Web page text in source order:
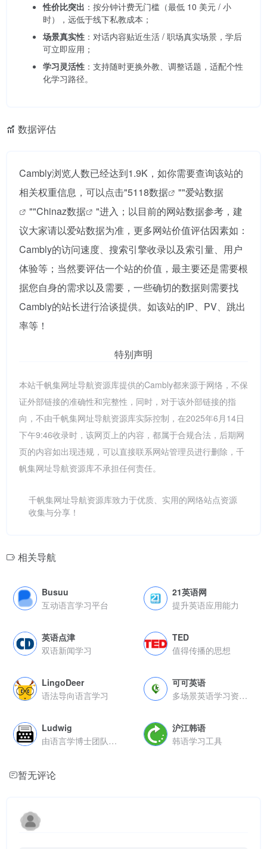
性价比突出 ：按分钟计费无门槛（最低 10 美元 / 小
时），远低于线下私教成本；
场景真实性 ：对话内容贴近生活 / 职场真实场景，学后
可立即应用；
学习灵活性 ：支持随时更换外教、调整话题，适配个性
化学习路径。
数据评估
Cambly浏览人数已经达到1.9K，如你需要查询该站的
相关权重信息，可以点击"5118数据 ""爱站数据
""Chinaz数据
"进入；以目前的网站数据参考，建
议大家请以爱站数据为准，更多网站价值评估因素如：
Cambly的访问速度、搜索引擎收录以及索引量、用户
体验等；当然要评估一个站的价值，最主要还是需要根
据您自身的需求以及需要，一些确切的数据则需要找
Cambly的站长进行洽谈提供。如该站的IP、PV、跳出
率等！
特别声明
本站千帆集网址导航资源库提供的Cambly都来源于网络，不保
证外部链接的准确性和完整性，同时，对于该外部链接的指
向，不由千帆集网址导航资源库实际控制，在2025年6月14日
下午9:46收录时，该网页上的内容，都属于合规合法，后期网
页的内容如出现违规，可以直接联系网站管理员进行删除，千
帆集网址导航资源库不承担任何责任。
千帆集网址导航资源库致力于优质、实用的网络站点资源
收集与分享！
相关导航
Busuu
互动语言学习平台
21英语网
提升英语应用能力
英语点津
双语新闻学习
TED
值得传播的思想
LingoDeer
语法导向语言学习
可可英语
多场景英语学习资源在线平台
Ludwig
由语言学博士团队开发的英语写作增强平台
沪江韩语
韩语学习工具
暂无评论